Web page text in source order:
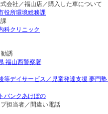
会社／福山店／購入した車について
役所環境総務課
科クリニック
誘
福山西警察署
等デイサービス／児童発達支援 夢門
バンクあけぼの
担当者／間違い電話